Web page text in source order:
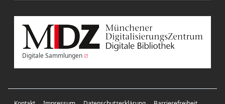
Digitale Sammlungen